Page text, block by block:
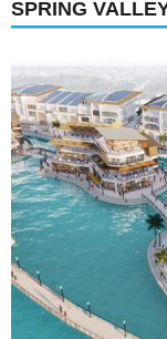
SPRING